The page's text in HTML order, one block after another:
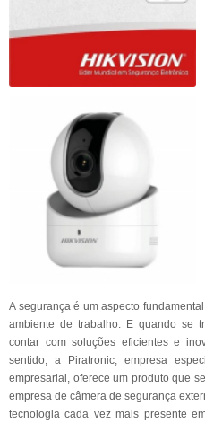
A segurança é um aspecto
ambiente de trabalho. E quando se
contar com soluções eficientes e
sentido, a Piratronic, empresa
empresarial, oferece um produto que
empresa de câmera de segurança
tecnologia cada vez mais presente